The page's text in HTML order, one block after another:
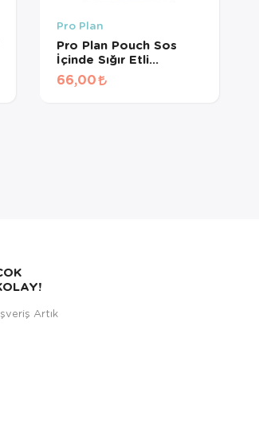
Pro Plan
Pro Plan Pouch Sos
İçinde Sığır Etli
Kısırlaştırılmış Kedi
Konservesi 85 Gr
66,00
Artık